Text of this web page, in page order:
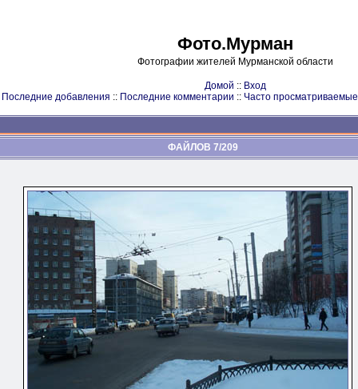
Фото.Мурман
Фотографии жителей Мурманской области
Домой :: Вход
Последние добавления :: Последние комментарии :: Часто просматриваемые
ФАЙЛОВ 7/209